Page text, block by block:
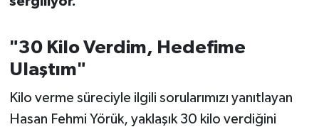
"30 Kilo Verdim, Hedefime
Ulaştım"
Kilo verme süreciyle ilgili sorularımızı yanıtlayan
Hasan Fehmi Yörük, yaklaşık 30 kilo verdiğini
OTOMOTİV
Resmi İlanlar